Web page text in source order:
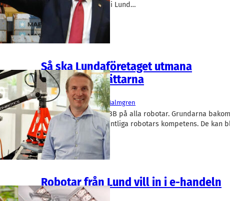
tappade Cognibotics i Lund…
Så ska Lundaföretaget utmana
automationsjättarna
Podd
Cognibotics
Fredrik Malmgren
Podd: Det står inte ABB på alla robotar. Grundarna
Lund såg luckor i befintliga robotars kompetens. De kan
enklare och…
Robotar från Lund vill in i e-handeln
Okategoriserade